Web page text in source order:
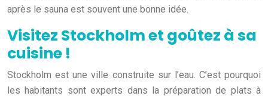
après le sauna est souvent une bonne idée.
Visitez Stockholm et goûtez à sa
cuisine !
Stockholm est une ville construite sur l’eau. C’est pourquoi
les habitants sont experts dans la préparation de plats à